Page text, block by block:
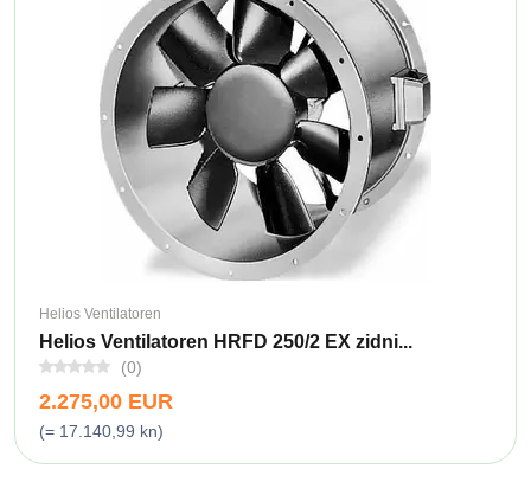
Helios Ventilatoren
Helios Ventilatoren HRFD 250/2 EX zidni...
(0)
2.275,00 EUR
(= 17.140,99 kn)